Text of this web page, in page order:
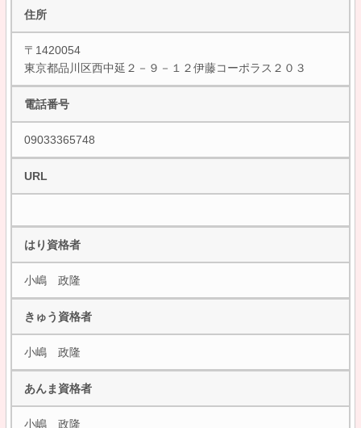
住所
〒1420054
東京都品川区西中延２－９－１２伊藤コーポラス２０３
電話番号
09033365748
URL
はり資格者
小嶋 政隆
きゅう資格者
小嶋 政隆
あんま資格者
小嶋 政隆